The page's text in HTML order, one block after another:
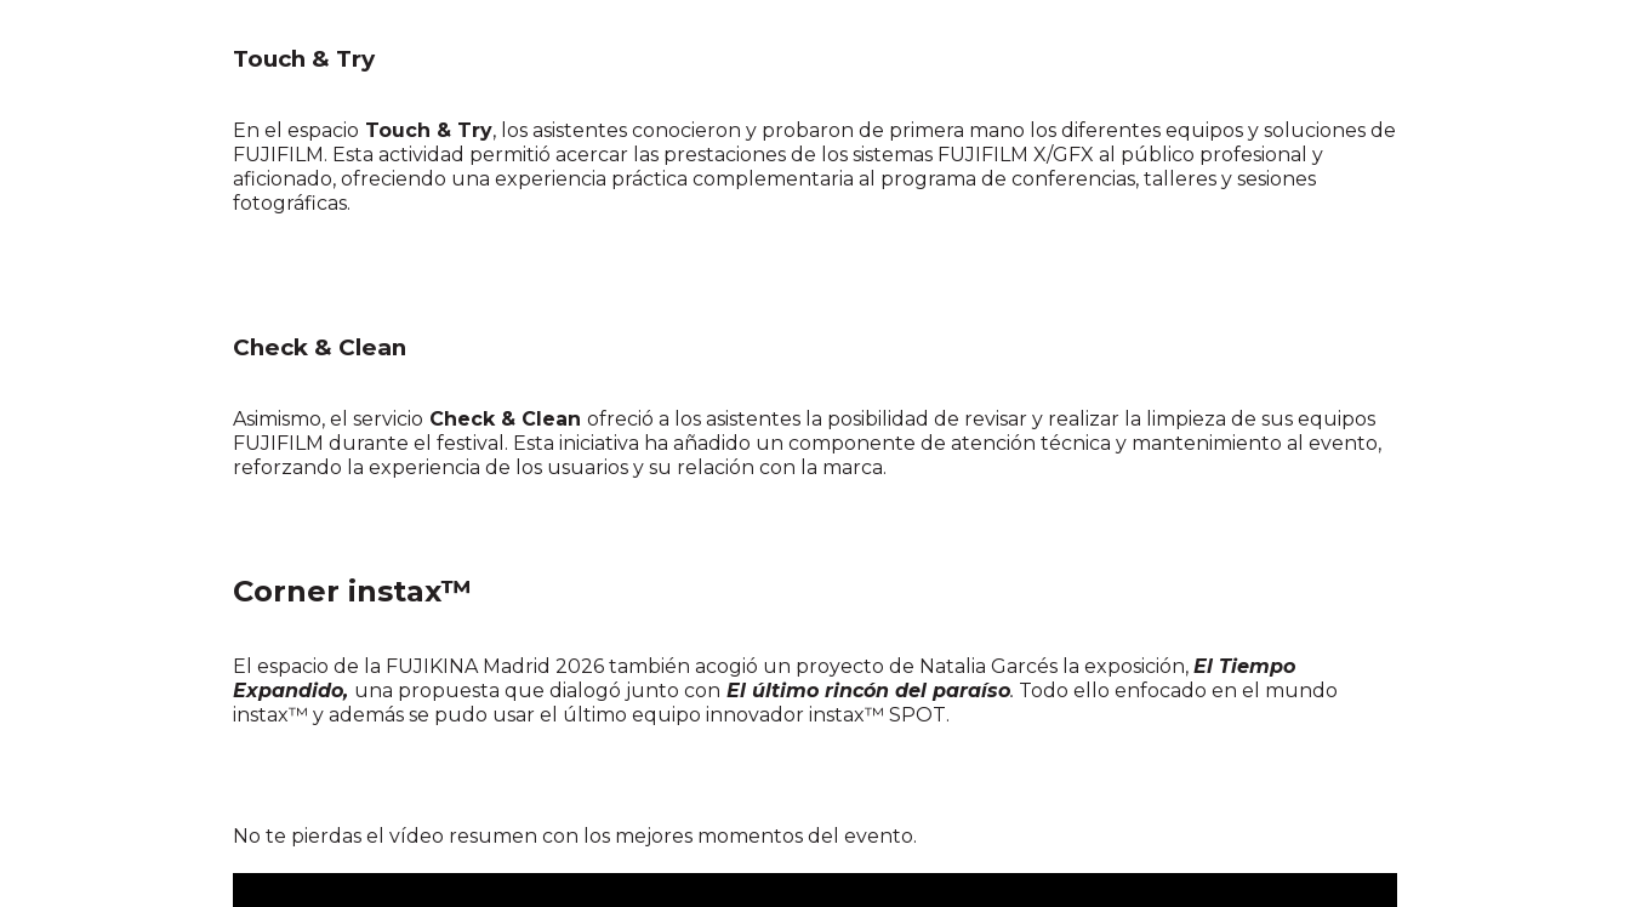
Touch & Try
En el espacio Touch & Try, los asistentes conocieron y probaron de primera mano los diferentes equipos y soluciones de
FUJIFILM. Esta actividad permitió acercar las prestaciones de los sistemas FUJIFILM X/GFX al público profesional y
aficionado, ofreciendo una experiencia práctica complementaria al programa de conferencias, talleres y sesiones
fotográficas.
Check & Clean
Asimismo, el servicio Check & Clean ofreció a los asistentes la posibilidad de revisar y realizar la limpieza de sus equipos
FUJIFILM durante el festival. Esta iniciativa ha añadido un componente de atención técnica y mantenimiento al evento,
reforzando la experiencia de los usuarios y su relación con la marca.
Corner instax™
El espacio de la FUJIKINA Madrid 2026 también acogió un proyecto de Natalia Garcés la exposición, El Tiempo
Expandido, una propuesta que dialogó junto con El último rincón del paraíso. Todo ello enfocado en el mundo
instax™ y además se pudo usar el último equipo innovador instax™ SPOT.
No te pierdas el vídeo resumen con los mejores momentos del evento.